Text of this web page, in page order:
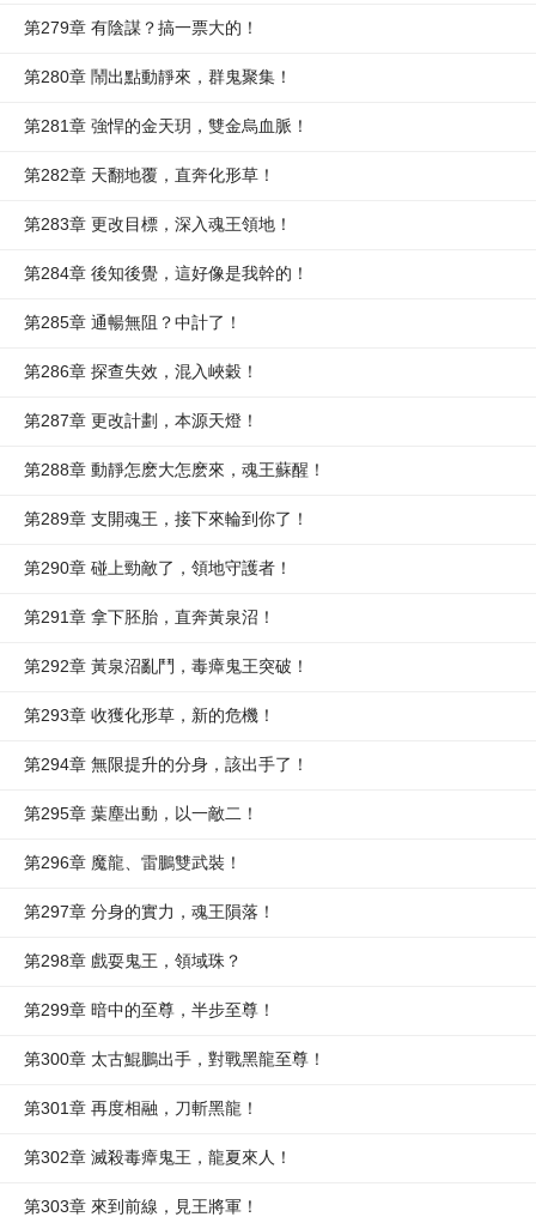
第279章 有陰謀？搞一票大的！
第280章 鬧出點動靜來，群鬼聚集！
第281章 強悍的金天玥，雙金烏血脈！
第282章 天翻地覆，直奔化形草！
第283章 更改目標，深入魂王領地！
第284章 後知後覺，這好像是我幹的！
第285章 通暢無阻？中計了！
第286章 探查失效，混入峽穀！
第287章 更改計劃，本源天燈！
第288章 動靜怎麽大怎麽來，魂王蘇醒！
第289章 支開魂王，接下來輪到你了！
第290章 碰上勁敵了，領地守護者！
第291章 拿下胚胎，直奔黃泉沼！
第292章 黃泉沼亂鬥，毒瘴鬼王突破！
第293章 收獲化形草，新的危機！
第294章 無限提升的分身，該出手了！
第295章 葉塵出動，以一敵二！
第296章 魔龍、雷鵬雙武裝！
第297章 分身的實力，魂王隕落！
第298章 戲耍鬼王，領域珠？
第299章 暗中的至尊，半步至尊！
第300章 太古鯤鵬出手，對戰黑龍至尊！
第301章 再度相融，刀斬黑龍！
第302章 滅殺毒瘴鬼王，龍夏來人！
第303章 來到前線，見王將軍！